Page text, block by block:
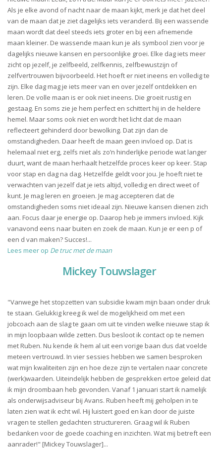
Als je elke avond of nacht naar de maan kijkt, merk je dat het deel
van de maan dat je ziet dagelijks iets veranderd. Bij een wassende
maan wordt dat deel steeds iets groter en bij een afnemende
maan kleiner. De wassende maan kun je als symbool zien voor je
dagelijks nieuwe kansen en persoonlijke groei. Elke dag iets meer
zicht op jezelf, je zelfbeeld, zelfkennis, zelfbewustzijn of
zelfvertrouwen bijvoorbeeld. Het hoeft er niet ineens en volledig te
zijn. Elke dag mag je iets meer van en over jezelf ontdekken en
leren. De volle maan is er ook niet ineens. Die groeit rustig en
gestaag. En soms zie je hem perfect en schittert hij in de heldere
hemel. Maar soms ook niet en wordt het licht dat de maan
reflecteert gehinderd door bewolking. Dat zijn dan de
omstandigheden. Daar heeft de maan geen invloed op. Dat is
helemaal niet erg, zelfs niet als zo’n hinderlijke periode wat langer
duurt, want de maan herhaalt hetzelfde proces keer op keer. Stap
voor stap en dag na dag. Hetzelfde geldt voor jou. Je hoeft niet te
verwachten van jezelf dat je iets altijd, volledig en direct weet of
kunt. Je mag leren en groeien. Je mag accepteren dat de
omstandigheden soms niet ideaal zijn. Nieuwe kansen dienen zich
aan. Focus daar je energie op. Daarop heb je immers invloed. Kijk
vanavond eens naar buiten en zoek de maan. Kun je er een p of
een d van maken? Succes!...
Lees meer op De truc met de maan
Mickey Touwslager
"Vanwege het stopzetten van subsidie kwam mijn baan onder druk
te staan. Gelukkig kreeg ik wel de mogelijkheid om met een
jobcoach aan de slag te gaan om uit te vinden welke nieuwe stap ik
in mijn loopbaan wilde zetten. Dus besloot ik contact op te nemen
met Ruben. Nu kende ik hem al uit een vorige baan dus dat voelde
meteen vertrouwd. In vier sessies hebben we samen besproken
wat mijn kwaliteiten zijn en hoe deze zijn te vertalen naar concrete
(werk)waarden. Uiteindelijk hebben de gesprekken ertoe geleid dat
ik mijn droombaan heb gevonden. Vanaf 1 januari start ik namelijk
als onderwijsadviseur bij Avans. Ruben heeft mij geholpen in te
laten zien wat ik echt wil. Hij luistert goed en kan door de juiste
vragen te stellen gedachten structureren. Graag wil ik Ruben
bedanken voor de goede coaching en inzichten. Wat mij betreft een
aanrader!" [Mickey Touwslager]...